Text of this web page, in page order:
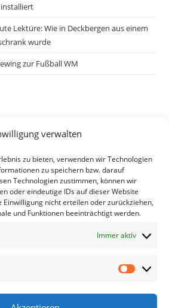
verwalten
zu bieten, verwenden wir Technologien
zu speichern bzw. darauf
Technologien zustimmen, können wir
oder eindeutige IDs auf dieser Website
Einwilligung nicht erteilen oder zurückziehen,
und Funktionen beeinträchtigt werden.
Immer aktiv
Lektüre: Wie in Deckbergen aus einem
wurde
zur Fußball WM